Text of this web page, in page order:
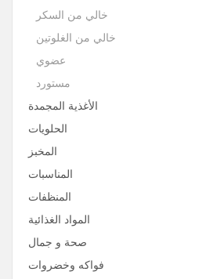
خالي من السكر
خالي من الغلوتين
عضوي
مستورد
الأغذية المجمدة
الحلويات
المخبز
المناسبات
المنظفات
المواد الغذائية
صحة و جمال
فواكه وخضروات